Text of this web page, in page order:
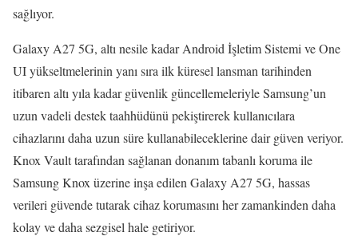
sağlıyor.
Galaxy A27 5G, altı nesile kadar Android İşletim Sistemi ve One
UI yükseltmelerinin yanı sıra ilk küresel lansman tarihinden
itibaren altı yıla kadar güvenlik güncellemeleriyle Samsung’un
uzun vadeli destek taahhüdünü pekiştirerek kullanıcılara
cihazlarını daha uzun süre kullanabileceklerine dair güven veriyor.
Knox Vault tarafından sağlanan donanım tabanlı koruma ile
Samsung Knox üzerine inşa edilen Galaxy A27 5G, hassas
verileri güvende tutarak cihaz korumasını her zamankinden daha
kolay ve daha sezgisel hale getiriyor.